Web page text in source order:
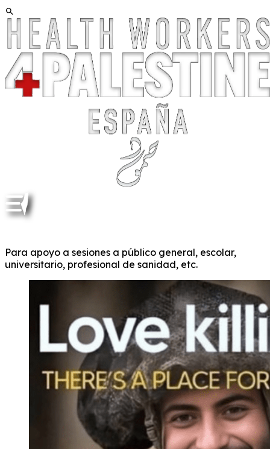
Para apoyo a sesiones a público general, escolar,
universitario, profesional de sanidad, etc.